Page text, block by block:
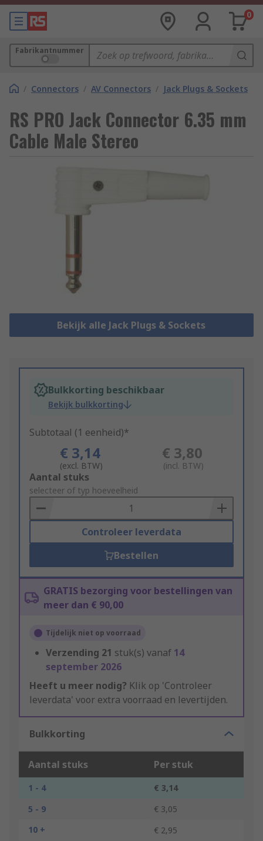
0
Fabrikantnummer
/ Connectors / AV Connectors / Jack Plugs & Sockets
RS PRO Jack Connector 6.35 mm
Cable Male Stereo
Bekijk alle Jack Plugs & Sockets
Bulkkorting beschikbaar
Bekijk bulkkorting
Subtotaal (1 eenheid)*
€ 3,14
(excl. BTW)
€ 3,80
(incl. BTW)
Add
to
Basket
Aantal stuks
selecteer of typ hoeveelheid
Controleer leverdata
Bestellen
GRATIS bezorging voor bestellingen van
meer dan € 90,00
Tijdelijk niet op voorraad
Verzending 21 stuk(s) vanaf 14
september 2026
Heeft u meer nodig? Klik op 'Controleer
leverdata' voor extra voorraad en levertijden.
Bulkkorting
Aantal stuks Per stuk
1 - 4
€ 3,14
5 - 9
€ 3,05
10 +
€ 2,95